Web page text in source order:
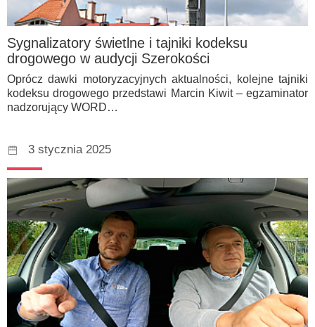
Sygnalizatory świetlne i tajniki kodeksu
drogowego w audycji Szerokości
Oprócz dawki motoryzacyjnych aktualności, kolejne tajniki
kodeksu drogowego przedstawi Marcin Kiwit – egzaminator
nadzorujący WORD…
3 stycznia 2025